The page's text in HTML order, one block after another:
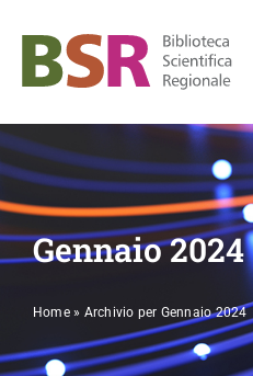
contenuto
Gennaio 2024
Home» Archivio per Gennaio 2024